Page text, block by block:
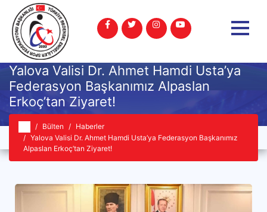
Yalova Valisi Dr. Ahmet Hamdi Usta’ya
Federasyon Başkanımız Alpaslan
Erkoç’tan Ziyaret!
Bülten
Haberler
Yalova Valisi Dr. Ahmet Hamdi Usta’ya Federasyon Başkanımız
Alpaslan Erkoç’tan Ziyaret!